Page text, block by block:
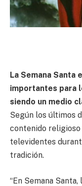
La Semana Santa
importantes para
siendo un medio
Según los últimos
contenido religioso
televidentes
tradición.
“En Semana